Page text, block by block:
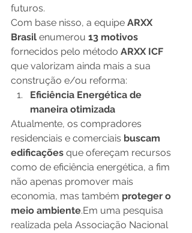
futuros.
Com base nisso, a equipe ARXX
Brasil enumerou 13 motivos
fornecidos pelo método ARXX ICF
que valorizam ainda mais a sua
construção e/ou reforma:
Eficiência Energética de
maneira otimizada
Atualmente, os compradores
residenciais e comerciais buscam
edificações que ofereçam recursos
como de eficiência energética, a fim
não apenas promover mais
economia, mas também proteger o
meio ambiente.Em uma pesquisa
realizada pela Associação Nacional